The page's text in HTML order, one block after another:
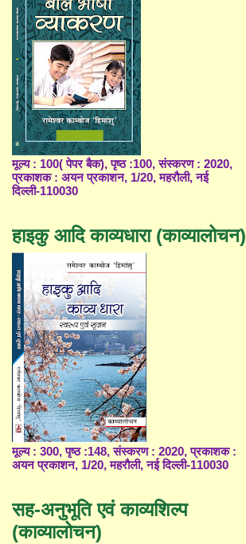
मूल्य : 100( पेपर बैक), पृष्ठ :100, संस्करण : 2020,
प्रकाशक : अयन प्रकाशन, 1/20, महरौली, नई
दिल्ली-110030
हाइकु आदि काव्यधारा (काव्यालोचन)
मूल्य : 300, पृष्ठ :148, संस्करण : 2020, प्रकाशक :
अयन प्रकाशन, 1/20, महरौली, नई दिल्ली-110030
सह-अनुभूति एवं काव्यशिल्प
(काव्यालोचन)